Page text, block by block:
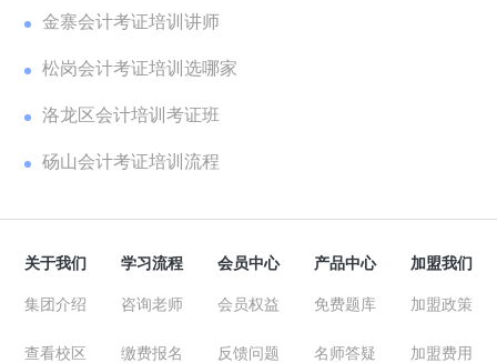
金寨会计考证培训讲师
松岗会计考证培训选哪家
洛龙区会计培训考证班
砀山会计考证培训流程
关于我们
集团介绍
查看校区
学习流程
咨询老师
缴费报名
会员中心
会员权益
反馈问题
产品中心
免费题库
名师答疑
加盟我们
加盟政策
加盟费用